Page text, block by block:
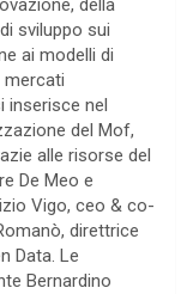
della
sviluppo sui
ai modelli di
inserisce nel
del Mof,
alle risorse del
De Meo e
Vigo, ceo & co-
direttrice
Data. Le
Bernardino